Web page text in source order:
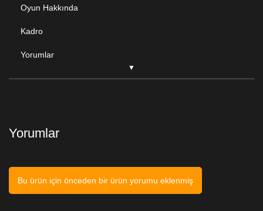
Oyun Hakkında
Kadro
Yorumlar
Yorumlar
Bu ürün için önceden bir ürün yorumu eklenmiş